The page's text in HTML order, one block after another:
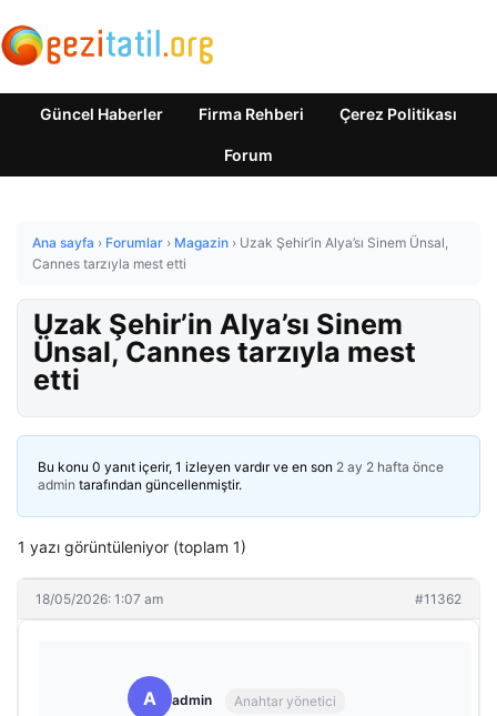
Güncel Haberler Firma Rehberi Çerez Politikası
Forum
Ana sayfa › Forumlar › Magazin › Uzak Şehir’in Alya’sı Sinem Ünsal,
Cannes tarzıyla mest etti
Uzak Şehir’in Alya’sı Sinem
Ünsal, Cannes tarzıyla mest
etti
Bu konu 0 yanıt içerir, 1 izleyen vardır ve en son 2 ay 2 hafta önce
admin tarafından güncellenmiştir.
1 yazı görüntüleniyor (toplam 1)
18/05/2026: 1:07 am #11362
A admin Anahtar yönetici